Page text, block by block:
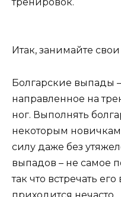
Итак, занимайте
Болгарские выпады
направленное на
ног. Выполнять
некоторым
силу даже без
выпадов – не самое
так что встречать
приходится нечасто.